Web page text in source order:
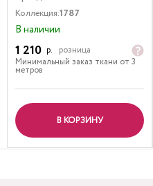
Коллекция:1787
В наличии
1 210 р.
розница
Минимальный заказ ткани от 3
метров
В КОРЗИНУ